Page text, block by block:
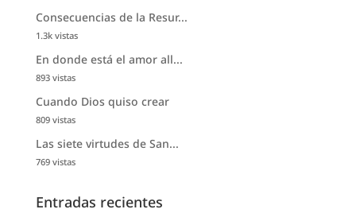
Consecuencias de la Resur...
1.3k vistas
En donde está el amor all...
893 vistas
Cuando Dios quiso crear
809 vistas
Las siete virtudes de San...
769 vistas
Entradas recientes